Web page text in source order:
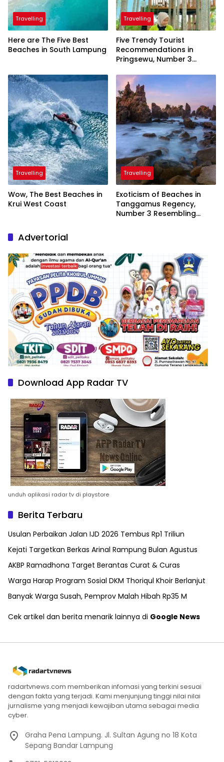
Travelling
Here are The Five Best
Beaches in South Lampung
Travelling
Five Trendy Tourist
Recommendations in
Pringsewu, Number 3
President
Travelling
Wow, The Best Beaches in
Krui West Coast
Travelling
Exoticism of Beaches in
Tanggamus Regency,
Number 3 Resembling
Advertorial
Download App Radar TV
unduh aplikasi radar tv di playstore
Berita Terbaru
Usulan Perbaikan Jalan IJD 2026 Tembus Rp1 Triliun
Kejati Targetkan Berkas Arinal Rampung Bulan Agustus
AKBP Ramadhona Target Berantas Curat & Curas
Warga Harap Program Sosial DKM Thoriqul Khoir Berlanjut
Banyak Warga Susah, Pemprov Malah Hibah Rp35 M
Cek artikel dan berita menarik lainnya di Google News
radartvnews.com memberikan infomasi yang terkini sesuai
dengan fakta yang terjadi. Kami menjunjung tinggi nilai nilai
jurnalisme yang menjadi kewajiban utama sebagai media
cyber.
Graha Pena Lampung. Jl. Sultan Agung no 18 Kota
Sepang Bandar Lampung